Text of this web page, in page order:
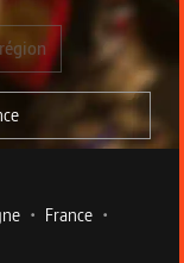
• France •